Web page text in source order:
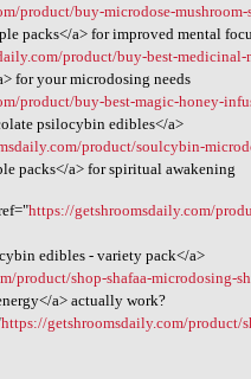
product/buy-microdose-mushroom-
packs</a> for improved mental
product/buy-best-medicinal-
for your microdosing needs
product/buy-best-magic-honey-
psilocybin edibles</a>
product/soulcybin-
packs</a> for spiritual awakening
https://getshroomsdaily.com/
edibles - variety pack</a>
product/shop-shafaa-microdosing-
a> actually work?
https://getshroomsdaily.com/product/